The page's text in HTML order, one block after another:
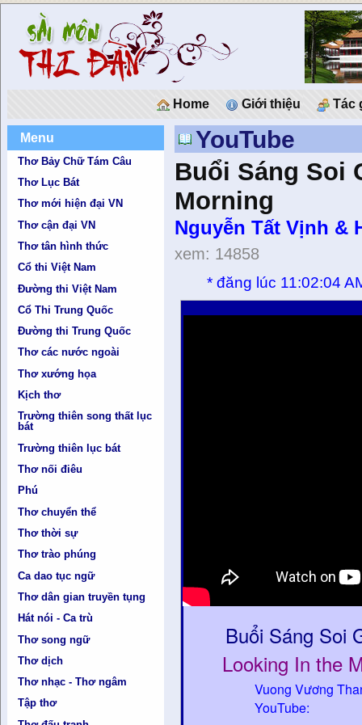
Home Giới thiệu Tác
Menu
Thơ Bảy Chữ Tám Câu
Thơ Lục Bát
Thơ mới hiện đại VN
Thơ cận đại VN
Thơ tân hình thức
Cổ thi Việt Nam
Đường thi Việt Nam
Cổ Thi Trung Quốc
Đường thi Trung Quốc
Thơ các nước ngoài
Thơ xướng họa
Kịch thơ
Trường thiên song thất lục
bát
Trường thiên lục bát
Thơ nối điêu
Phú
Thơ chuyển thể
Thơ thời sự
Thơ trào phúng
Ca dao tục ngữ
Thơ dân gian truyền tụng
Hát nói - Ca trù
Thơ song ngữ
Thơ dịch
Thơ nhạc - Thơ ngâm
Tập thơ
YouTube
Buổi Sáng Soi
Morning
Nguyễn Tất Vịnh &
xem: 14858
* đăng lúc 11:02:04
Buổi Sáng Soi
Looking In the
Vuong Vương
YouTube: